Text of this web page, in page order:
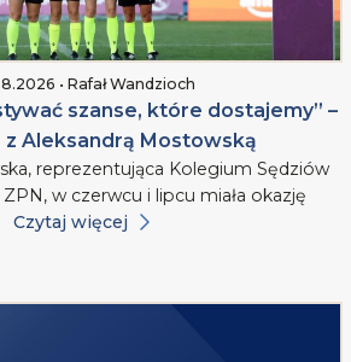
• Rafał Wandzioch
szanse, które dostajemy” –
Aleksandrą Mostowską
reprezentująca Kolegium Sędziów
w czerwcu i lipcu miała okazję
Czytaj więcej